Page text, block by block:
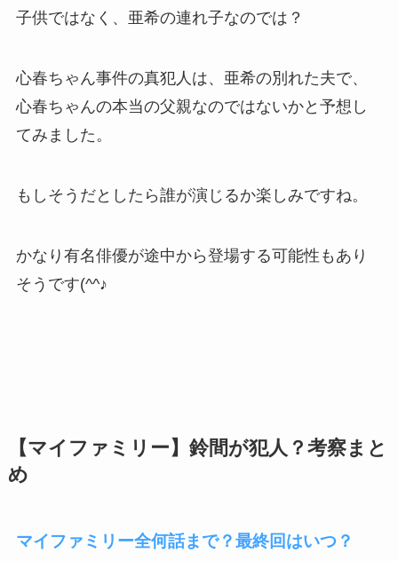
子供ではなく、亜希の連れ子なのでは？
心春ちゃん事件の真犯人は、亜希の別れた夫で、
心春ちゃんの本当の父親なのではないかと予想し
てみました。
もしそうだとしたら誰が演じるか楽しみですね。
かなり有名俳優が途中から登場する可能性もあり
そうです(^^♪
【マイファミリー】鈴間が犯人？考察まと
め
マイファミリー全何話まで？最終回はいつ？